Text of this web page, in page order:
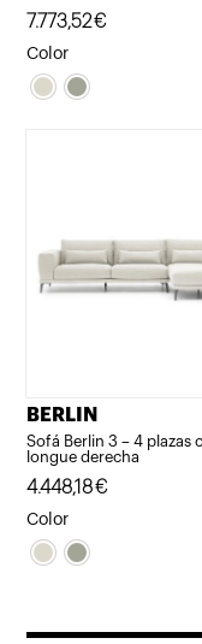
7.773,52€
Color
BERLIN
Sofá Berlin 3 – 4 plazas
longue derecha
4.448,18€
Color